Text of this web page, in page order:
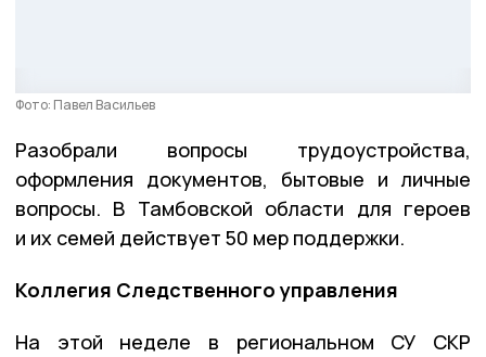
Фото: Павел Васильев
Разобрали вопросы трудоустройства,
оформления документов, бытовые и личные
вопросы. В Тамбовской области для героев
и их семей действует 50 мер поддержки.
Коллегия Следственного управления
На этой неделе в региональном СУ СКР